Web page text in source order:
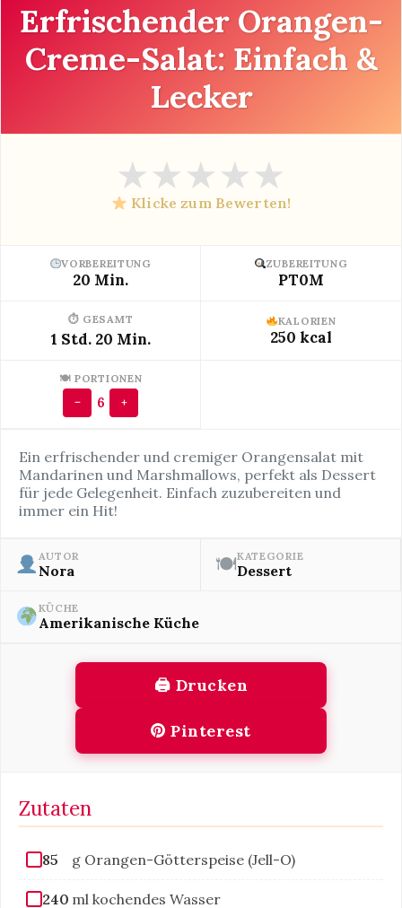
Erfrischender Orangen-
Creme-Salat: Einfach &
Lecker
★★★★★
Klicke zum Bewerten!
VORBEREITUNG
20 Min.
ZUBEREITUNG
PT0M
⏱ GESAMT
1 Std. 20 Min.
KALORIEN
250 kcal
🍽 PORTIONEN
− 6 +
Ein erfrischender und cremiger Orangensalat mit
Mandarinen und Marshmallows, perfekt als Dessert
für jede Gelegenheit. Einfach zuzubereiten und
immer ein Hit!
AUTOR
Nora 🍽KATEGORIE
Dessert
KÜCHE
Amerikanische Küche
🖨 Drucken
Pinterest
Zutaten
85 g Orangen-Götterspeise (Jell-O)
240 ml kochendes Wasser